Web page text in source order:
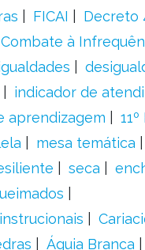
FICAI
Decreto
à
indicador de
aprendizagem
mesa temática
seca
Águia Branca